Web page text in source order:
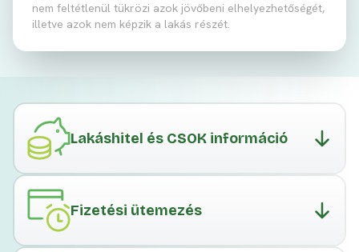
nem feltétlenül tükrözi azok jövőbeni elhelyezhetőségét,
illetve azok nem képzik a lakás részét.
Lakáshitel és CSOK információ
Fizetési ütemezés